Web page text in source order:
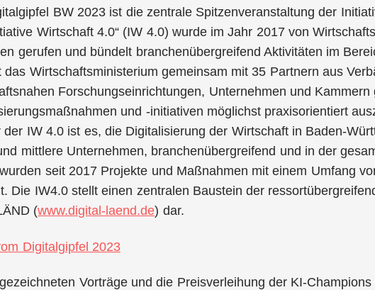
BW 2023 ist die zentrale Spitzenveranstaltung der
Wirtschaft 4.0“ (IW 4.0) wurde im Jahr 2017 von
gerufen und bündelt branchenübergreifend Aktivitäten im
das Wirtschaftsministerium gemeinsam mit 35 Partnern aus
Forschungseinrichtungen, Unternehmen und Kammern
und -initiativen möglichst praxisorientiert
der IW 4.0 ist es, die Digitalisierung der Wirtschaft in Baden-
mittlere Unternehmen, branchenübergreifend und in der
seit 2017 Projekte und Maßnahmen mit einem Umfang
Die IW4.0 stellt einen zentralen Baustein der
(www.digital-laend.de) dar.
Digitalgipfel 2023
Vorträge und die Preisverleihung der KI-